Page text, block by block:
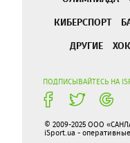
КИБЕРСПОРТ
ДРУГИЕ
ПОДПИСЫВАЙТЕСЬ НА
© 2009-2025 ООО
iSport.ua -